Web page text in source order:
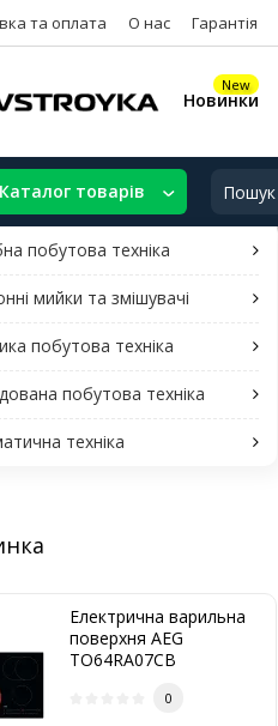
та оплата О нас Гарантія
New
Новинки
Каталог товарів
побутова техніка
мийки та змішувачі
побутова техніка
побутова техніка
техніка
Електрична варильна
поверхня AEG
TO64RA07CB
0